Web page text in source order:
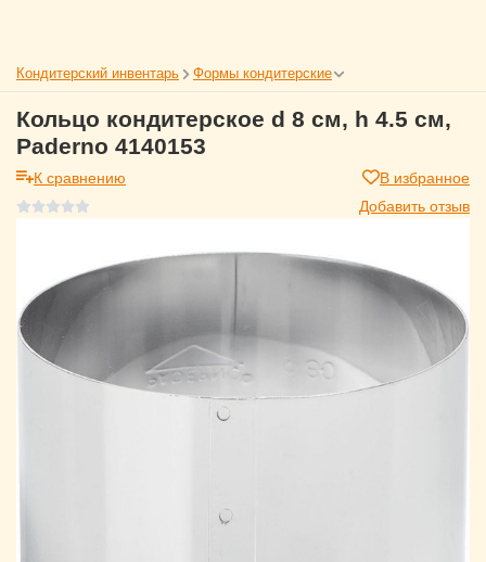
Кондитерский инвентарь Формы кондитерские
Кольцо кондитерское d 8 см, h 4.5 см,
Paderno 4140153
К сравнению
В избранное
Добавить отзыв